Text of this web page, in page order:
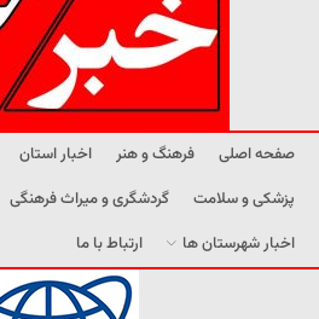
صفحه اصلی فرهنگ و هنر اخبار استان
پزشکی و سلامت
گردشگری و میراث فرهنگی
اخبار شهرستان ها
ارتباط با ما